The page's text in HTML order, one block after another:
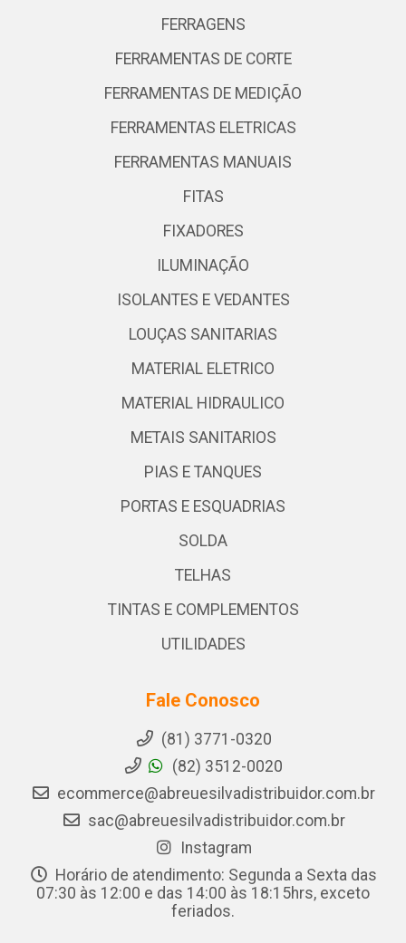
FERRAGENS
FERRAMENTAS DE CORTE
FERRAMENTAS DE MEDIÇÃO
FERRAMENTAS ELETRICAS
FERRAMENTAS MANUAIS
FITAS
FIXADORES
ILUMINAÇÃO
ISOLANTES E VEDANTES
LOUÇAS SANITARIAS
MATERIAL ELETRICO
MATERIAL HIDRAULICO
METAIS SANITARIOS
PIAS E TANQUES
PORTAS E ESQUADRIAS
SOLDA
TELHAS
TINTAS E COMPLEMENTOS
UTILIDADES
Fale Conosco
(81) 3771-0320
(82) 3512-0020
ecommerce@abreuesilvadistribuidor.com.br
sac@abreuesilvadistribuidor.com.br
Instagram
Horário de atendimento: Segunda a Sexta das
07:30 às 12:00 e das 14:00 às 18:15hrs, exceto
feriados.